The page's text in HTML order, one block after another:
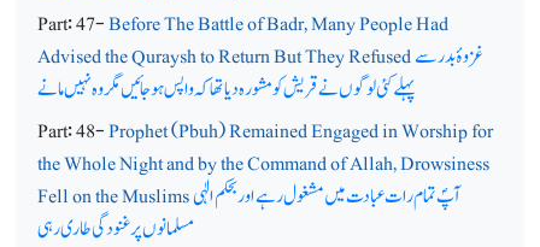
Part: 47-Before The Battle of Badr, Many People Had
Advised the Quraysh to Return But They Refusedغزوۂ بدر سے
پہلے کئی لوگوں نے قریش کو مشورہ دیا تھا کہ واپس ہوجائیں مگر وہ نہیں مانے
Part: 48-Prophet (Pbuh) Remained Engaged in Worship for
the Whole Night and by the Command of Allah, Drowsiness
Fell on the Muslimsآپؐ تمام رات عبادت میں مشغول رہے اور بحکم الٰہی
مسلمانوں پر غنودگی طاری رہی